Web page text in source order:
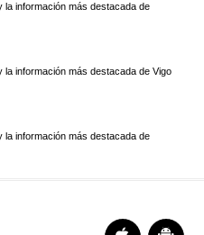
la información más destacada de
la información más destacada de Vigo
la información más destacada de